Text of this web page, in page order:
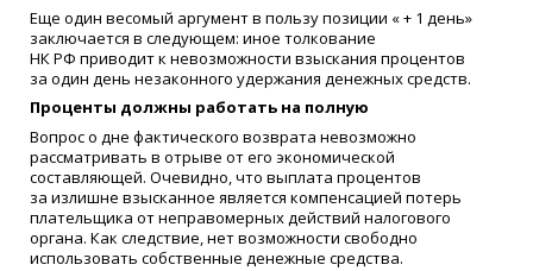
Еще один весомый аргумент в пользу позиции «+ 1 день»
заключается в следующем: иное толкование
НК РФ приводит к невозможности взыскания процентов
за один день незаконного удержания денежных средств.
Проценты должны работать на полную
Вопрос о дне фактического возврата невозможно
рассматривать в отрыве от его экономической
составляющей. Очевидно, что выплата процентов
за излишне взысканное является компенсацией потерь
плательщика от неправомерных действий налогового
органа. Как следствие, нет возможности свободно
использовать собственные денежные средства.